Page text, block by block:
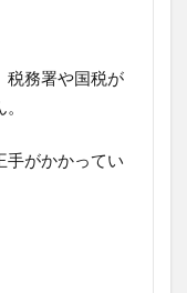
税務署や国税が
手がかかってい